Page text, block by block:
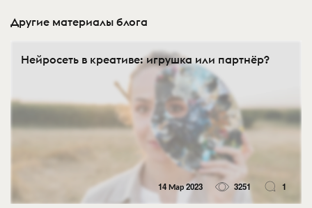
Другие материалы блога
Нейросеть в креативе: игрушка или партнёр?
14 Мар 2023 3251 1